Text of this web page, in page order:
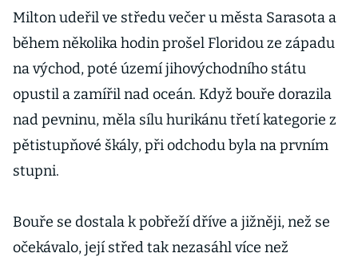
Milton udeřil ve středu večer u města Sarasota a
během několika hodin prošel Floridou ze západu
na východ, poté území jihovýchodního státu
opustil a zamířil nad oceán. Když bouře dorazila
nad pevninu, měla sílu hurikánu třetí kategorie z
pětistupňové škály, při odchodu byla na prvním
stupni.
Bouře se dostala k pobřeží dříve a jižněji, než se
očekávalo, její střed tak nezasáhl více než